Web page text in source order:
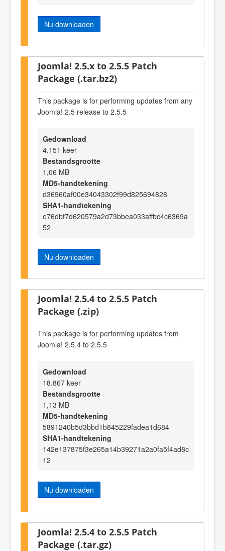
Nu downloaden
Joomla! 2.5.x to 2.5.5 Patch
Package (.tar.bz2)
This package is for performing updates from any
Joomla! 2.5 release to 2.5.5
Gedownload
4.151 keer
Bestandsgrootte
1,06 MB
MD5-handtekening
d36960af00e34043302f99d825694828
SHA1-handtekening
e76dbf7d620579a2d73bbea033affbc4c6369a
52
Nu downloaden
Joomla! 2.5.4 to 2.5.5 Patch
Package (.zip)
This package is for performing updates from
Joomla! 2.5.4 to 2.5.5
Gedownload
18.867 keer
Bestandsgrootte
1,13 MB
MD5-handtekening
5891240b5d3bbd1b845229fadea1d684
SHA1-handtekening
142e137875f3e265a14b39271a2a0fa5f4ad8c
12
Nu downloaden
Joomla! 2.5.4 to 2.5.5 Patch
Package (.tar.gz)